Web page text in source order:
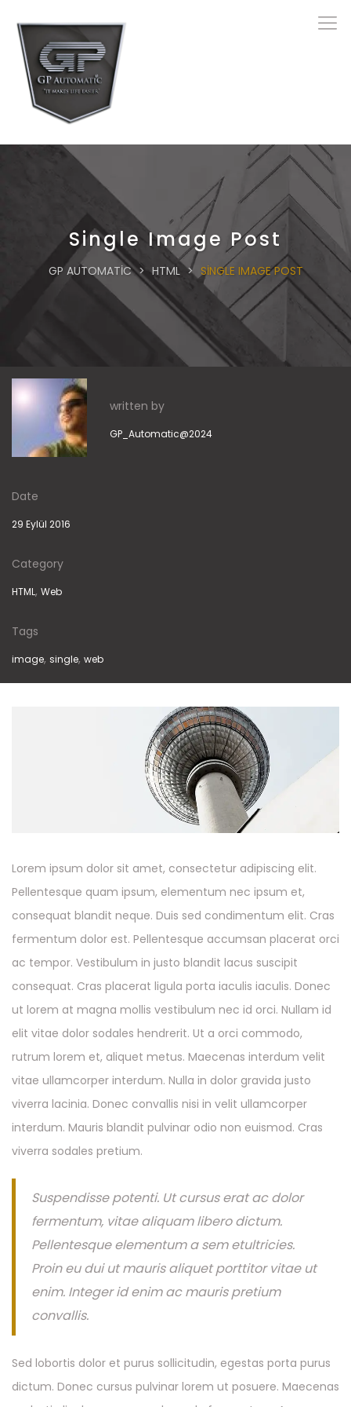
Single Image Post
GP AUTOMATIC > HTML > SINGLE IMAGE POST
written by
GP_Automatic@2024
Date
29 Eylül 2016
Category
HTML, Web
Tags
image, single, web
Lorem ipsum dolor sit amet, consectetur adipiscing elit.
Pellentesque quam ipsum, elementum nec ipsum et,
consequat blandit neque. Duis sed condimentum elit. Cras
fermentum dolor est. Pellentesque accumsan placerat orci
ac tempor. Vestibulum in justo blandit lacus suscipit
consequat. Cras placerat ligula porta iaculis iaculis. Donec
ut lorem at magna mollis vestibulum nec id orci. Nullam id
elit vitae dolor sodales hendrerit. Ut a orci commodo,
rutrum lorem et, aliquet metus. Maecenas interdum velit
vitae ullamcorper interdum. Nulla in dolor gravida justo
viverra lacinia. Donec convallis nisi in velit ullamcorper
interdum. Mauris blandit pulvinar odio non euismod. Cras
viverra sodales pretium.
Suspendisse potenti. Ut cursus erat ac dolor
fermentum, vitae aliquam libero dictum.
Pellentesque elementum a sem etultricies.
Proin eu dui ut mauris aliquet porttitor vitae ut
enim. Integer id enim ac mauris pretium
convallis.
Sed lobortis dolor et purus sollicitudin, egestas porta purus
dictum. Donec cursus pulvinar lorem ut posuere. Maecenas